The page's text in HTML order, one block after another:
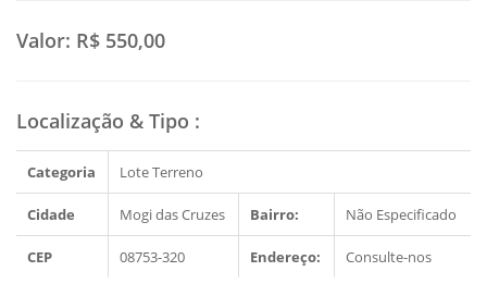
Valor: R$ 550,00
Localização & Tipo :
Categoria Lote Terreno
Cidade Mogi das Cruzes Bairro: Não Especificado
CEP 08753-320 Endereço: Consulte-nos